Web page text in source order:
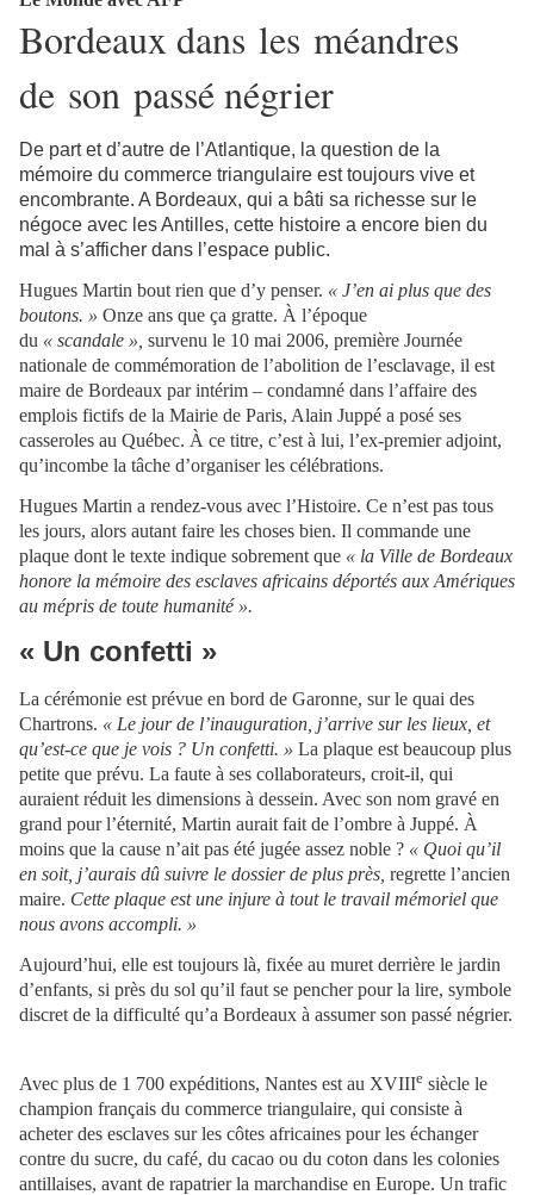
Bordeaux dans les méandres
de son passé négrier
De part et d’autre de l’Atlantique, la question de la
mémoire du commerce triangulaire est toujours vive et
encombrante. A Bordeaux, qui a bâti sa richesse sur le
négoce avec les Antilles, cette histoire a encore bien du
mal à s’afficher dans l’espace public.
Hugues Martin bout rien que d’y penser. « J’en ai plus que des
boutons. » Onze ans que ça gratte. À l’époque
du « scandale », survenu le 10 mai 2006, première Journée
nationale de commémoration de l’abolition de l’esclavage, il est
maire de Bordeaux par intérim – condamné dans l’affaire des
emplois fictifs de la Mairie de Paris, Alain Juppé a posé ses
casseroles au Québec. À ce titre, c’est à lui, l’ex-premier adjoint,
qu’incombe la tâche d’organiser les célébrations.
Hugues Martin a rendez-vous avec l’Histoire. Ce n’est pas tous
les jours, alors autant faire les choses bien. Il commande une
plaque dont le texte indique sobrement que « la Ville de Bordeaux
honore la mémoire des esclaves africains déportés aux Amériques
au mépris de toute humanité ».
« Un confetti »
La cérémonie est prévue en bord de Garonne, sur le quai des
Chartrons. « Le jour de l’inauguration, j’arrive sur les lieux, et
qu’est-ce que je vois ? Un confetti. » La plaque est beaucoup plus
petite que prévu. La faute à ses collaborateurs, croit-il, qui
auraient réduit les dimensions à dessein. Avec son nom gravé en
grand pour l’éternité, Martin aurait fait de l’ombre à Juppé. À
moins que la cause n’ait pas été jugée assez noble ? « Quoi qu’il
en soit, j’aurais dû suivre le dossier de plus près, regrette l’ancien
maire. Cette plaque est une injure à tout le travail mémoriel que
nous avons accompli. »
Aujourd’hui, elle est toujours là, fixée au muret derrière le jardin
d’enfants, si près du sol qu’il faut se pencher pour la lire, symbole
discret de la difficulté qu’a Bordeaux à assumer son passé négrier.
Avec plus de 1 700 expéditions, Nantes est au XVIIIe siècle le
champion français du commerce triangulaire, qui consiste à
acheter des esclaves sur les côtes africaines pour les échanger
contre du sucre, du café, du cacao ou du coton dans les colonies
antillaises, avant de rapatrier la marchandise en Europe. Un trafic